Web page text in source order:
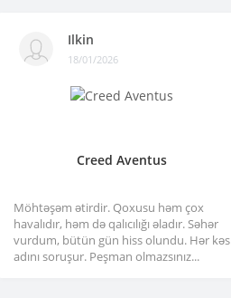
Ilkin
18/01/2026
Creed Aventus
Möhtəşəm ətirdir. Qoxusu həm çox
havalıdır, həm də qalıcılığı əladır. Səhər
vurdum, bütün gün hiss olundu. Hər kəs
adını soruşur. Peşman olmazsınız...